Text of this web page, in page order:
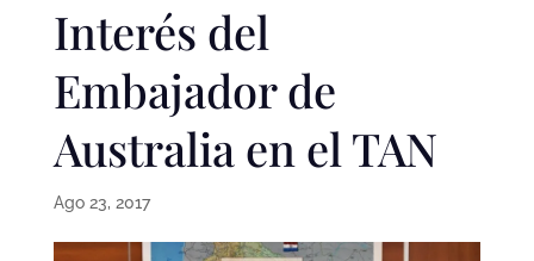
Interés del
Embajador de
Australia en el TAN
Ago 23, 2017